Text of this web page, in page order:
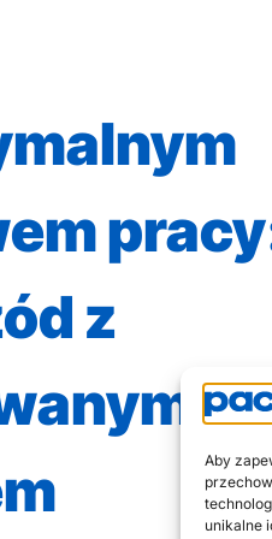
Aby
unikalne
z